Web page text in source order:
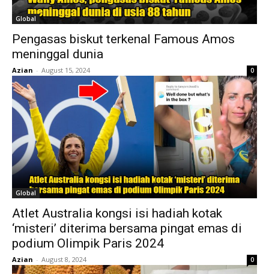
Global
Pengasas biskut terkenal Famous Amos
meninggal dunia
Azian - August 15, 2024 0
Global
Atlet Australia kongsi isi hadiah kotak
‘misteri’ diterima bersama pingat emas di
podium Olimpik Paris 2024
Azian - August 8, 2024 0